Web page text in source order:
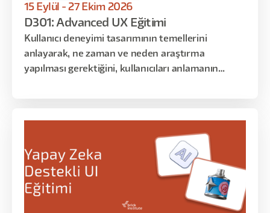
15 Eylül - 27 Ekim 2026
D301: Advanced UX Eğitimi
Kullanıcı deneyimi tasarımının temellerini
anlayarak, ne zaman ve neden araştırma
yapılması gerektiğini, kullanıcıları anlamanın